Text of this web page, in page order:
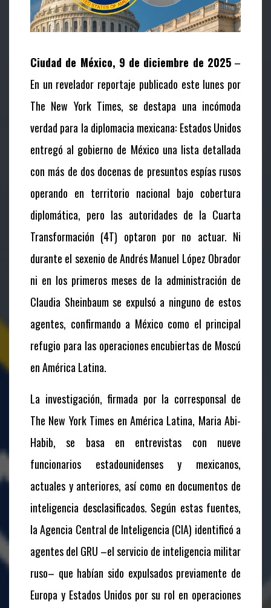
Ciudad de México, 9 de diciembre de 2025–
En un revelador reportaje publicado este lunes por
The New York Times, se destapa una incómoda
verdad para la diplomacia mexicana: Estados Unidos
entregó al gobierno de México una lista detallada
con más de dos docenas de presuntos espías rusos
operando en territorio nacional bajo cobertura
diplomática, pero las autoridades de la Cuarta
Transformación (4T) optaron por no actuar. Ni
durante el sexenio de Andrés Manuel López Obrador
ni en los primeros meses de la administración de
Claudia Sheinbaum se expulsó a ninguno de estos
agentes, confirmando a México como el principal
refugio para las operaciones encubiertas de Moscú
en América Latina.
La investigación, firmada por la corresponsal de
The New York Times en América Latina, Maria Abi-
Habib, se basa en entrevistas con nueve
funcionarios estadounidenses y mexicanos,
actuales y anteriores, así como en documentos de
inteligencia desclasificados. Según estas fuentes,
la Agencia Central de Inteligencia (CIA) identificó a
agentes del GRU –el servicio de inteligencia militar
ruso– que habían sido expulsados previamente de
Europa y Estados Unidos por su rol en operaciones